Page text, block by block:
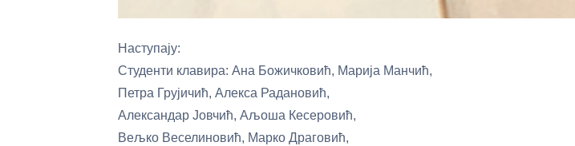
Наступају:
Студенти клавира: Ана Божичковић, Марија Манчић,
Петра Грујичић, Алекса Радановић,
Александар Јовчић, Аљоша Кесеровић,
Вељко Веселиновић, Марко Драговић,